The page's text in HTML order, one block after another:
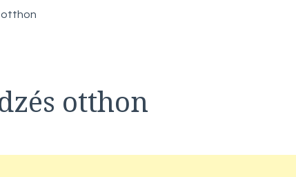
otthon
otthon